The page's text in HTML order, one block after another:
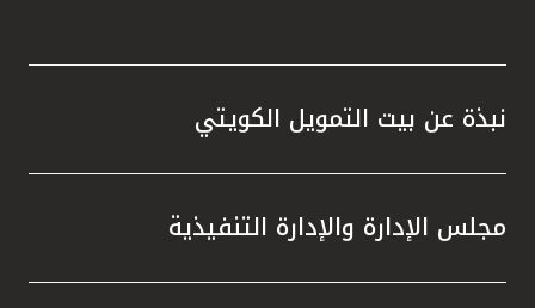
نبذة عن بيت التمويل الكويتي
مجلس الإدارة والإدارة التنفيذية